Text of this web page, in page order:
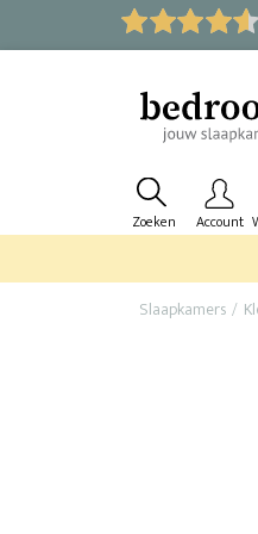
Zoeken Account
Slaapkamers